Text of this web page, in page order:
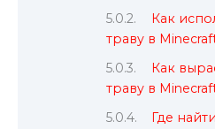
Как
траву в
Как
траву в
Где